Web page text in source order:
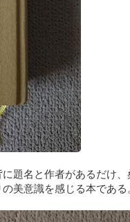
題名と作者があるだけ
美意識を感じる本である